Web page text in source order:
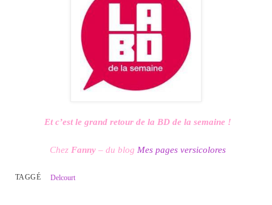
Et c’est le grand retour de la BD de la semaine !
Chez Fanny– du blog Mes pages versicolores
TAGGÉ Delcourt